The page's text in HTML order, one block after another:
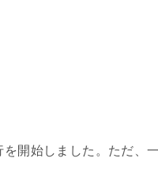
開始しました。ただ、